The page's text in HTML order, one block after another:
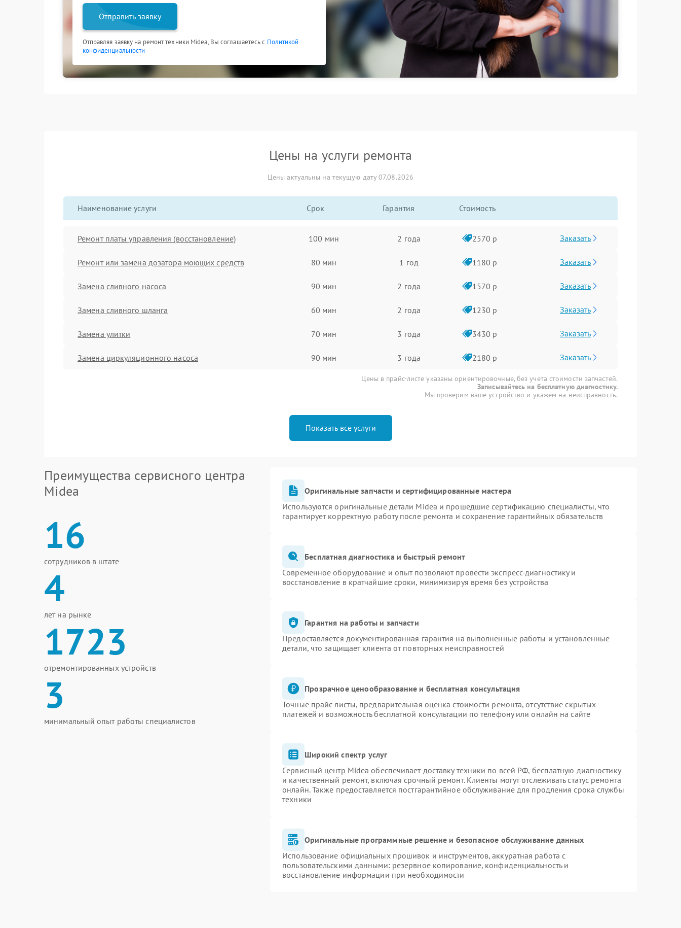
Отправить заявку
Отправляя заявку на ремонт техники Midea, Вы соглашаетесь с Политикой
конфиденциальности
Цены на услуги ремонта
Цены актуальны на текущую дату 07.08.2026
Наименование услуги Срок Гарантия Стоимость
Ремонт платы управления (восстановление) 100 мин 2 года 2570 р Заказать
Ремонт или замена дозатора моющих средств 80 мин 1 год 1180 р Заказать
Замена сливного насоса 90 мин 2 года 1570 р Заказать
Замена сливного шланга 60 мин 2 года 1230 р Заказать
Замена улитки 70 мин 3 года 3430 р Заказать
Замена циркуляционного насоса 90 мин 3 года 2180 р Заказать
Цены в прайс-листе указаны ориентировочные, без учета стоимости запчастей.
Записывайтесь на бесплатную диагностику.
Мы проверим ваше устройство и укажем на неисправность.
Показать все услуги
Преимущества сервисного центра
Midea
16
сотрудников в штате
4
лет на рынке
1723
отремонтированных устройств
3
минимальный опыт работы специалистов
Оригинальные запчасти и сертифицированные мастера
Используются оригинальные детали Midea и прошедшие сертификацию специалисты, что
гарантирует корректную работу после ремонта и сохранение гарантийных обязательств
Бесплатная диагностика и быстрый ремонт
Современное оборудование и опыт позволяют провести экспресс-диагностику и
восстановление в кратчайшие сроки, минимизируя время без устройства
Гарантия на работы и запчасти
Предоставляется документированная гарантия на выполненные работы и установленные
детали, что защищает клиента от повторных неисправностей
Прозрачное ценообразование и бесплатная консультация
Точные прайс-листы, предварительная оценка стоимости ремонта, отсутствие скрытых
платежей и возможность бесплатной консультации по телефону или онлайн на сайте
Широкий спектр услуг
Сервисный центр Midea обеспечивает доставку техники по всей РФ, бесплатную диагностику
и качественный ремонт, включая срочный ремонт. Клиенты могут отслеживать статус ремонта
онлайн. Также предоставляется постгарантийное обслуживание для продления срока службы
техники
Оригинальные программные решение и безопасное обслуживание данных
Использование официальных прошивок и инструментов, аккуратная работа с
пользовательскими данными: резервное копирование, конфиденциальность и
восстановление информации при необходимости